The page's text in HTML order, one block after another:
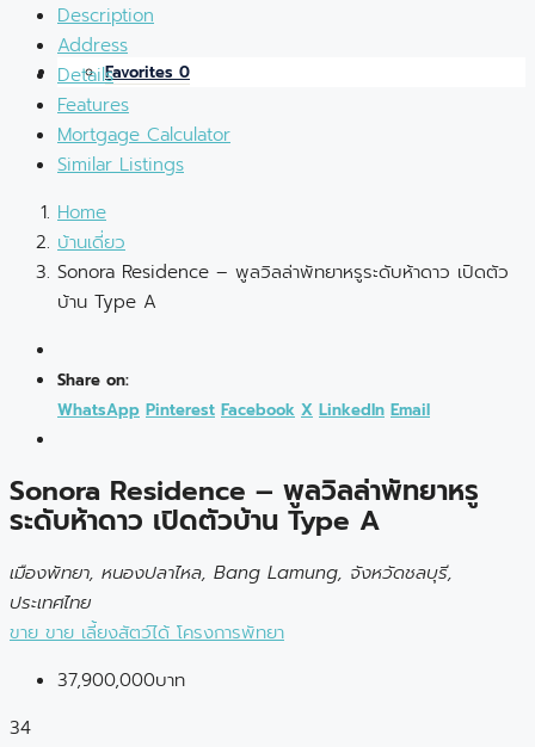
Favorites 0
Description
Address
Details
Features
Mortgage Calculator
Similar Listings
Home
บ้านเดี่ยว
Sonora Residence – พูลวิลล่าพัทยาหรูระดับห้าดาว เปิดตัว
บ้าน Type A
Share on:
WhatsApp Pinterest Facebook X LinkedIn Email
Sonora Residence – พูลวิลล่าพัทยาหรู
ระดับห้าดาว เปิดตัวบ้าน Type A
เมืองพัทยา, หนองปลาไหล, Bang Lamung, จังหวัดชลบุรี,
ประเทศไทย
ขาย ขาย เลี้ยงสัตว์ได้ โครงการพัทยา
37,900,000บาท
34